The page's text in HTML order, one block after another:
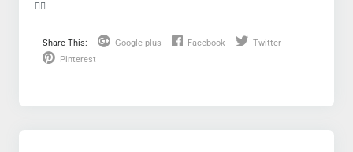
❤️‍🔥
Share This: Google-plus Facebook
Twitter
Pinterest